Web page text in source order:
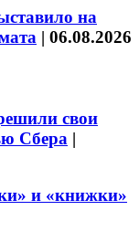
на
| 06.08.2026
свои
Сбера |
и «книжки»